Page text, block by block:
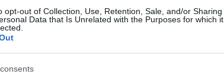
opt-out of Collection, Use, Retention, Sale, and/or Sharing
Data that Is Unrelated with the Purposes for which it
talán még
tartható az
Az atomerőmű egyetlen